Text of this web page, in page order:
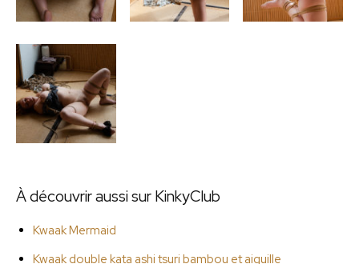
À découvrir aussi sur KinkyClub
Kwaak Mermaid
Kwaak double kata ashi tsuri bambou et aiguille